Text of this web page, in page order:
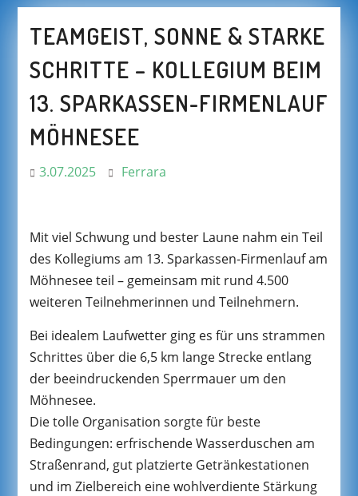
TEAMGEIST, SONNE & STARKE
SCHRITTE – KOLLEGIUM BEIM
13. SPARKASSEN-FIRMENLAUF
MÖHNESEE
3.07.2025 Ferrara
Mit viel Schwung und bester Laune nahm ein Teil
des Kollegiums am 13. Sparkassen-Firmenlauf am
Möhnesee teil – gemeinsam mit rund 4.500
weiteren Teilnehmerinnen und Teilnehmern.
Bei idealem Laufwetter ging es für uns strammen
Schrittes über die 6,5 km lange Strecke entlang
der beeindruckenden Sperrmauer um den
Möhnesee.
Die tolle Organisation sorgte für beste
Bedingungen: erfrischende Wasserduschen am
Straßenrand, gut platzierte Getränkestationen
und im Zielbereich eine wohlverdiente Stärkung